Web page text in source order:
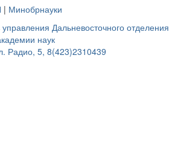
| Минобрнауки
Дальневосточного отделения
наук
Радио, 5, 8(423)2310439